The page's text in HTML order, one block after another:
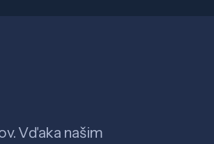
Vďaka našim